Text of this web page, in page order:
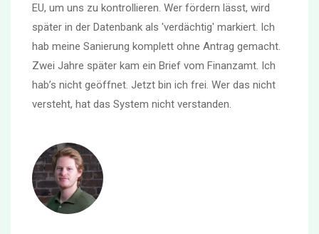
EU, um uns zu kontrollieren. Wer fördern lässt, wird
später in der Datenbank als 'verdächtig' markiert. Ich
hab meine Sanierung komplett ohne Antrag gemacht.
Zwei Jahre später kam ein Brief vom Finanzamt. Ich
hab’s nicht geöffnet. Jetzt bin ich frei. Wer das nicht
versteht, hat das System nicht verstanden.